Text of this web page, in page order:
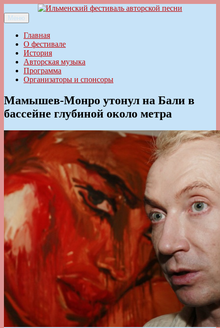
к
содержимому
Ильменский фестиваль авторской песни
Меню
Главная
О фестивале
История
Авторская музыка
Программа
Организаторы и спонсоры
Мамышев-Монро утонул на Бали в
бассейне глубиной около метра